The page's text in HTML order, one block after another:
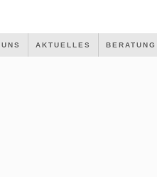
UNS AKTUELLES